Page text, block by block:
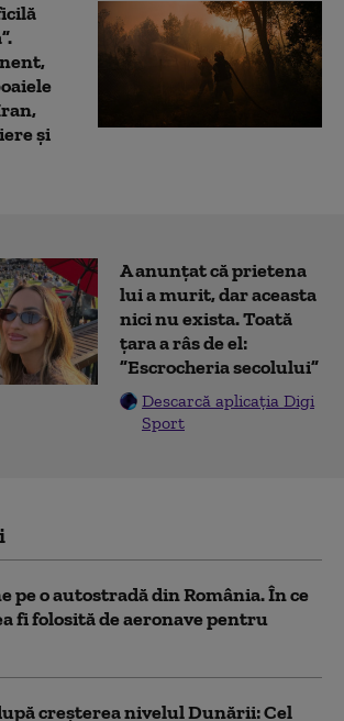
și
A anunțat că prietena
lui a murit, dar aceasta
nici nu exista. Toată
țara a râs de el:
”Escrocheria secolului”
Descarcă aplicația Digi
Sport
pe o autostradă din România. În ce
fi folosită de aeronave pentru
creșterea nivelul Dunării: Cel